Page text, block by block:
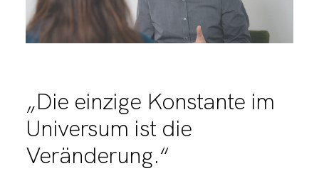
„Die einzige Konstante im
Universum ist die
Veränderung.“